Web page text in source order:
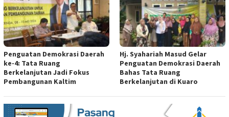
Penguatan Demokrasi Daerah
ke-4: Tata Ruang
Berkelanjutan Jadi Fokus
Pembangunan Kaltim
Hj. Syahariah Masud Gelar
Penguatan Demokrasi Daerah
Bahas Tata Ruang
Berkelanjutan di Kuaro